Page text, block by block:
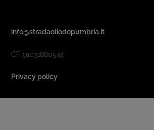
info@stradaoliodopumbria.it
CF. 91031880544
Privacy policy